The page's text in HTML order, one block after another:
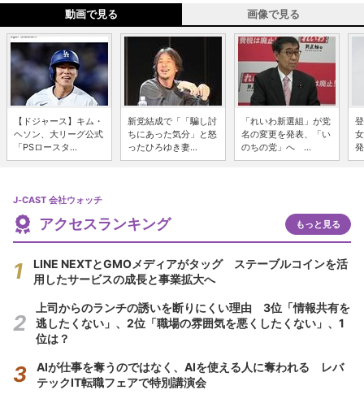
動画で見る 画像で見る
【ドジャース】キム・
ヘソン、大リーグ公式
「PSロースタ...
新党結成で「「騙し討
ちにあった気分」と怒
ったひろゆき妻...
「れいわ新選組」が党
名の変更を発表、「い
のちの党」へ ...
J-CAST 会社ウォッチ
アクセスランキング もっと見る
LINE NEXTとGMOメディアがタッグ ステーブルコインを活
用したサービスの成長と事業拡大へ
上司からのランチの誘いを断りにくい理由 3位「情報共有を
逃したくない」、2位「職場の雰囲気を悪くしたくない」、1
位は？
AIが仕事を奪うのではなく、AIを使える人に奪われる レバ
テックIT転職フェアで特別講演会